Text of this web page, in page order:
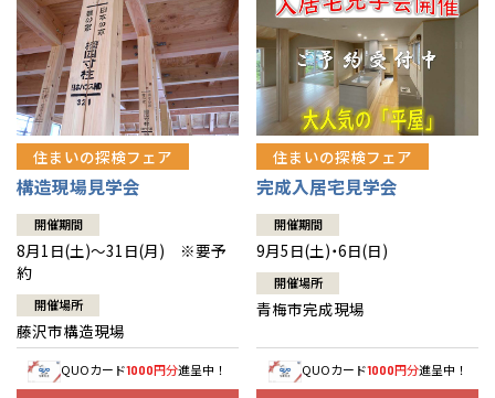
住まいの探検フェア
構造現場見学会
開催期間
8月1日(土)～31日(月) ※要予
約
開催場所
藤沢市構造現場
QUOカード1000円分進呈中！
住まいの探検フェア
完成入居宅見学会
開催期間
9月5日(土)・6日(日)
開催場所
青梅市完成現場
QUOカード1000円分進呈中！